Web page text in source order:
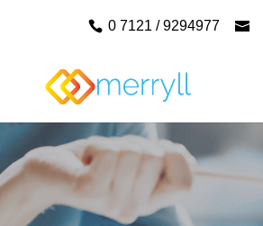
0 7121 / 9294977